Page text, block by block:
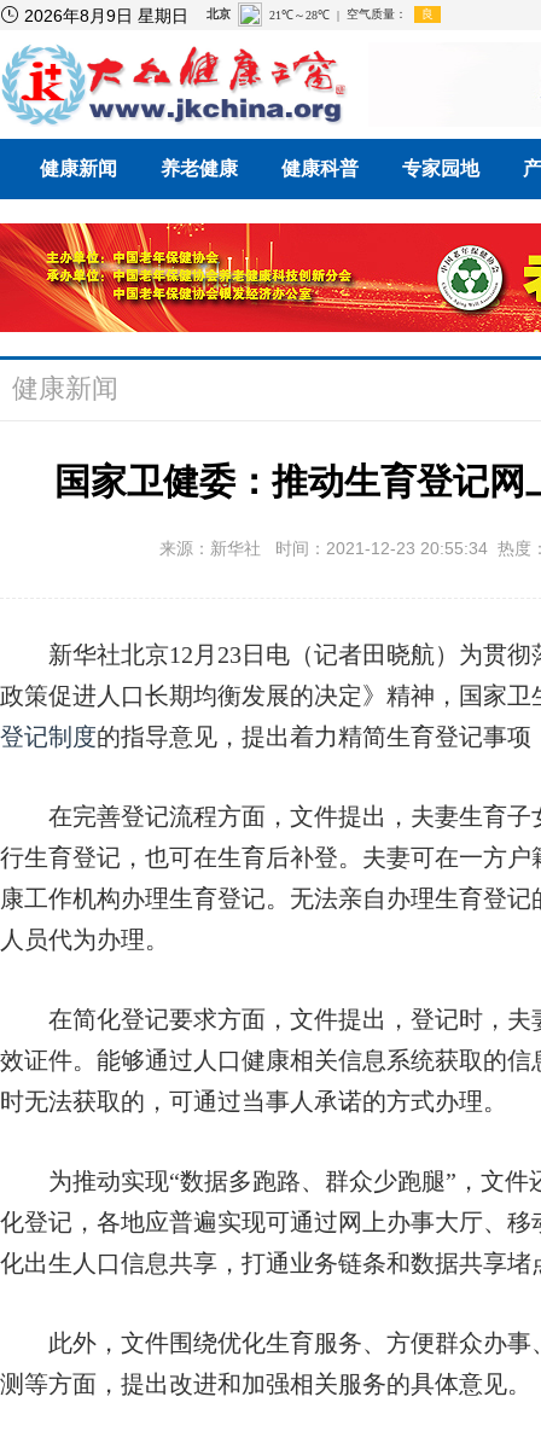
 2026年8月9日 星期日
健康新闻 养老健康 健康科普 专家园地
健康新闻
国家卫健委：推动生育登记
来源：新华社 时间：2021-12-23 20:55:34 热度
新华社北京12月23日电（记者田晓航）为贯彻
政策促进人口长期均衡发展的决定》精神，国家
登记制度的指导意见，提出着力精简生育登记事
在完善登记流程方面，文件提出，夫妻生育子
行生育登记，也可在生育后补登。夫妻可在一方
康工作机构办理生育登记。无法亲自办理生育登
人员代为办理。
在简化登记要求方面，文件提出，登记时，夫
效证件。能够通过人口健康相关信息系统获取的
时无法获取的，可通过当事人承诺的方式办理。
为推动实现“数据多跑路、群众少跑腿”，文件
化登记，各地应普遍实现可通过网上办事大厅、
化出生人口信息共享，打通业务链条和数据共享
此外，文件围绕优化生育服务、方便群众办事
测等方面，提出改进和加强相关服务的具体意见。